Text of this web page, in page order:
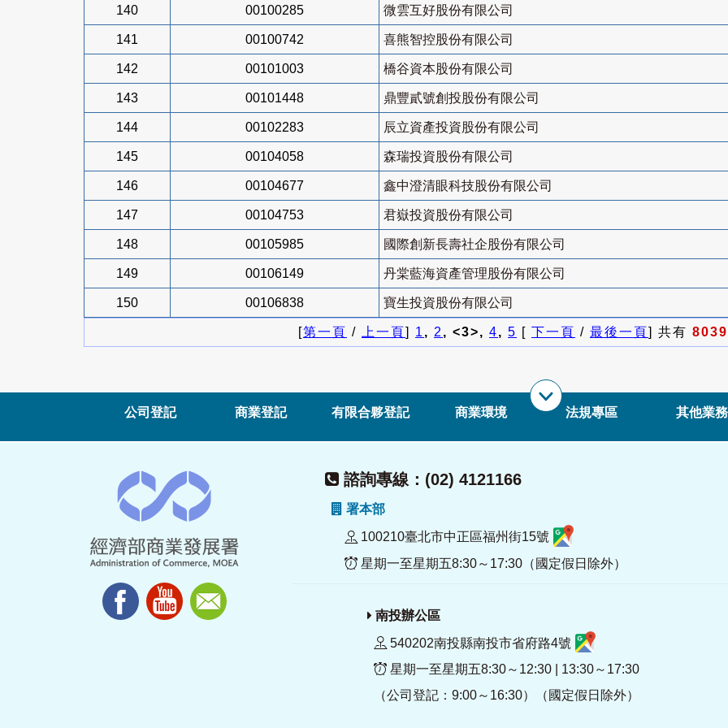
140 00100285 微雲互好股份有限公司
141 00100742 喜熊智控股份有限公司
142 00101003 橋谷資本股份有限公司
143 00101448 鼎豐貳號創投股份有限公司
144 00102283 辰立資產投資股份有限公司
145 00104058 森瑞投資股份有限公司
146 00104677 鑫中澄清眼科技股份有限公司
147 00104753 君嶽投資股份有限公司
148 00105985 國際創新長壽社企股份有限公司
149 00106149 丹棠藍海資產管理股份有限公司
150 00106838 寶生投資股份有限公司
[第一頁 / 上一頁] 1, 2, <3>, 4, 5 [ 下一頁 / 最後一頁] 共有 8039
公司登記 商業登記 有限合夥登記 商業環境 法規專區 其他業務
諮詢專線：(02) 4121166
署本部
100210臺北市中正區福州街15號
星期一至星期五8:30～17:30（國定假日除外）
南投辦公區
540202南投縣南投市省府路4號
星期一至星期五8:30～12:30 | 13:30～17:30
（公司登記：9:00～16:30）（國定假日除外）